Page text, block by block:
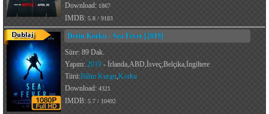
Download: 1867
IMDB: 5.8 / 9183
Derin Korku - Sea Fever [2019]
Süre: 89 Dak.
Yapım: 2019 - İrlanda,ABD,İsveç,Belçika,İngiltere
Türü:Bilim Kurgu,Korku
Download: 4321
IMDB: 5.7 / 10492